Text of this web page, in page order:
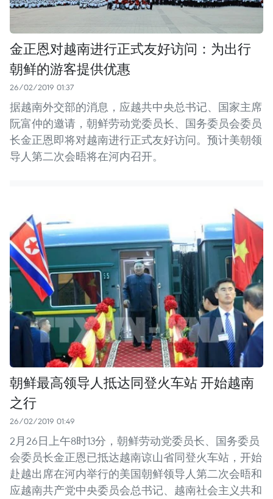
金正恩对越南进行正式友好访问：为出行
朝鲜的游客提供优惠
26/02/2019 01:37
据越南外交部的消息，应越共中央总书记、国家主席
阮富仲的邀请，朝鲜劳动党委员长、国务委员会委员
长金正恩即将对越南进行正式友好访问。预计美朝领
导人第二次会晤将在河内召开。
朝鲜最高领导人抵达同登火车站 开始越南
之行
26/02/2019 01:49
2月26日上午8时13分，朝鲜劳动党委员长、国务委员
会委员长金正恩已抵达越南谅山省同登火车站，开始
赴越出席在河内举行的美国朝鲜领导人第二次会晤和
应越南共产党中央委员会总书记、越南社会主义共和